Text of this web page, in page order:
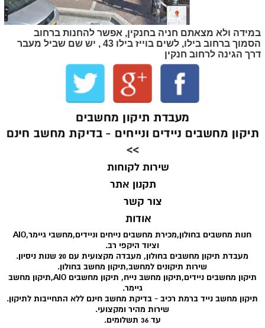
צור קשר
אודות
תקנון אתר
שירות לקוחות
חנות מחשבים בחולון,מכירת מחשבים נייחים וניידים,מחשבי גיימר,AIO
וציוד היקפי רב.
מעבדת תיקון מחשבים בחולון, מעבדה מקצועית עם 20 שנות ניסיון.
שירות תיקונים למחשב,תיקון מחשב בחולון.
תיקון מחשבים ניידים,תיקון מחשב נייח, תיקון מחשבים AIO,תיקון מחשב
גיימר.
תיקון מחשב נייד ברמת רכיב - בדיקת מחשב חינם ללא התחייבות לתיקון.
שירות מהיר ומקצועי.
עד 36 תשלומים.
מעבדת תיקון מחשבים
תיקון מחשבים ניידים ונייחים - בדיקת מחשב חינם
>>
במידה ולא מצאתם חניה בחנקין, אפשר להחנות ברחוב
הסמוך ברחוב בילו, לשים בוייז בילו 43 , יש שם שביל מעבר
דרך הגינה לרחוב חנקין